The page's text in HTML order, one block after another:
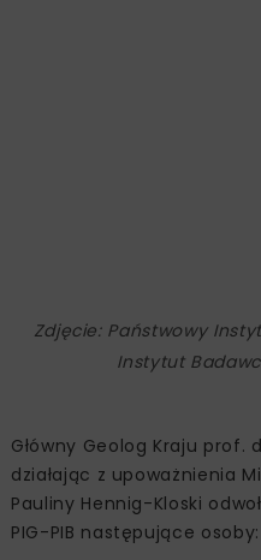
Zdjęcie: Państwowy
Instytut
Główny Geolog Kraju prof.
działając z upoważnienia
Pauliny Hennig-Kloski
PIG-PIB następujące osoby: